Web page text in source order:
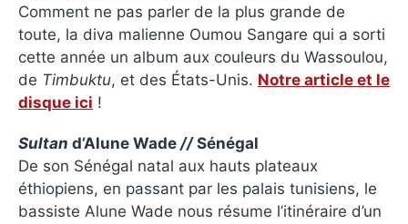
Comment ne pas parler de la plus grande de
toute, la diva malienne Oumou Sangare qui a sorti
cette année un album aux couleurs du Wassoulou,
de Timbuktu, et des États-Unis. Notre article et le
disque ici !
Sultan d’Alune Wade //Sénégal
De son Sénégal natal aux hauts plateaux
éthiopiens, en passant par les palais tunisiens, le
bassiste Alune Wade nous résume l’itinéraire d’un